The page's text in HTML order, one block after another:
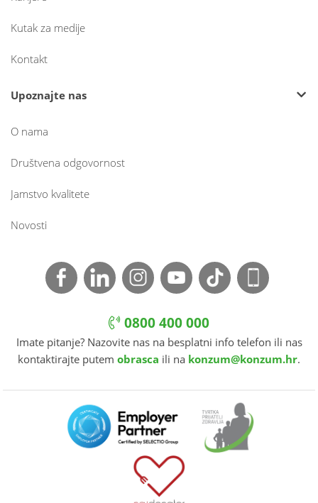
Kutak za medije
Kontakt
Upoznajte nas
O nama
Društvena odgovornost
Jamstvo kvalitete
Novosti
0800 400 000
Imate pitanje? Nazovite nas na besplatni info telefon ili nas
kontaktirajte putem obrasca ili na konzum@konzum.hr.